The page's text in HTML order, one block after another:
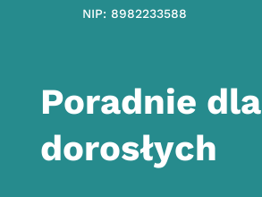
NIP: 8982233588
Poradnie dla
dorosłych